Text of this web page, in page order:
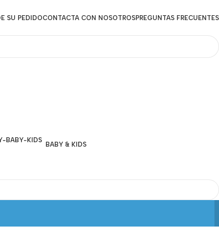
SU PEDIDOCONTACTA CON NOSOTROSPREGUNTAS FRECUENTES
BABY & KIDS